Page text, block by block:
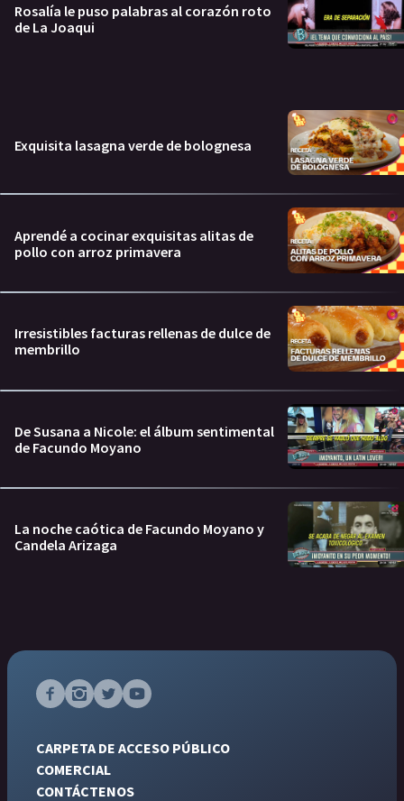
Rosalía le puso palabras al corazón roto
de La Joaqui
Exquisita lasagna verde de bolognesa
Aprendé a cocinar exquisitas alitas de
pollo con arroz primavera
Irresistibles facturas rellenas de dulce de
membrillo
De Susana a Nicole: el álbum sentimental
de Facundo Moyano
La noche caótica de Facundo Moyano y
Candela Arizaga
CARPETA DE ACCESO PÚBLICO
COMERCIAL
CONTÁCTENOS